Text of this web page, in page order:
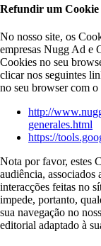
Refundir um Cookie
No nosso site, os
empresas Nugg Ad e
Cookies no seu
clicar nos seguintes
no seu browser com
http://
generales.html
https://
Nota por favor, estes
audiência, associados
interacções feitas no
impede, portanto,
sua navegação no
editorial adaptado à